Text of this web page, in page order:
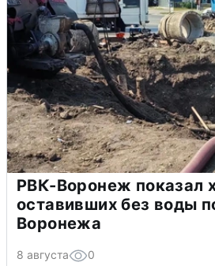
РВК-Воронеж показал
оставивших без воды
Воронежа
8 августа 0